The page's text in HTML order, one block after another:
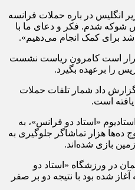
انگلیس در باره حملات فرانسه
شدم. فکر و دعای ما با
برای کمک انجام می‌دهیم».
است کامرون ریاست نشست
را برعهده بگیرد.
گزارش داد شمار تلفات حملات
استادیوم «استاد دو فرانس»، به
ده‌ها هزار تماشاگر جلوگیری به
بازی شده‌اند.
آلمان در ورزشگاه «استاد دو
از ساعت 23:30 دقیقه آغاز شده بود با نتیجه دو بر صفر